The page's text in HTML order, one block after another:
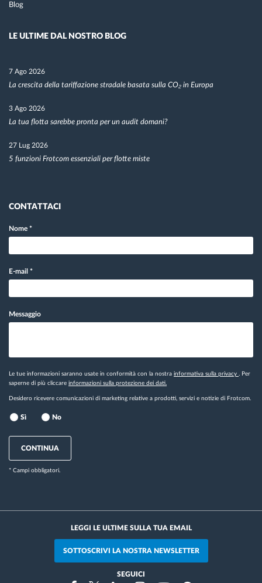
Blog
LE ULTIME DAL NOSTRO BLOG
7 Ago 2026
La crescita della tariffazione stradale basata sulla CO₂ in Europa
3 Ago 2026
La tua flotta sarebbe pronta per un audit domani?
27 Lug 2026
5 funzioni Frotcom essenziali per flotte miste
CONTATTACI
Nome *
E-mail *
Messaggio
Le tue informazioni saranno usate in conformità con la nostra informativa sulla privacy
. Per
saperne di più cliccare informazioni sulla protezione dei dati.
Desidero ricevere comunicazioni di marketing relative a prodotti, servizi e notizie di Frotcom.
Sì No
CONTINUA
* Campi obbligatori.
LEGGI LE ULTIME SULLA TUA EMAIL
SOTTOSCRIVI LA NOSTRA NEWSLETTER
SEGUICI